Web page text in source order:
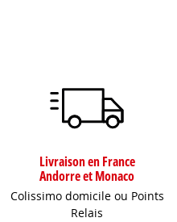
Livraison en France
Andorre et Monaco
Colissimo domicile ou Points
Relais